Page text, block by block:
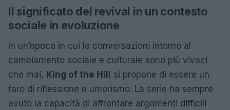
Il significato del revival in un contesto
sociale in evoluzione
In un’epoca in cui le conversazioni intorno al
cambiamento sociale e culturale sono più vivaci
che mai, King of the Hill si propone di essere un
faro di riflessione e umorismo. La serie ha sempre
avuto la capacità di affrontare argomenti difficili